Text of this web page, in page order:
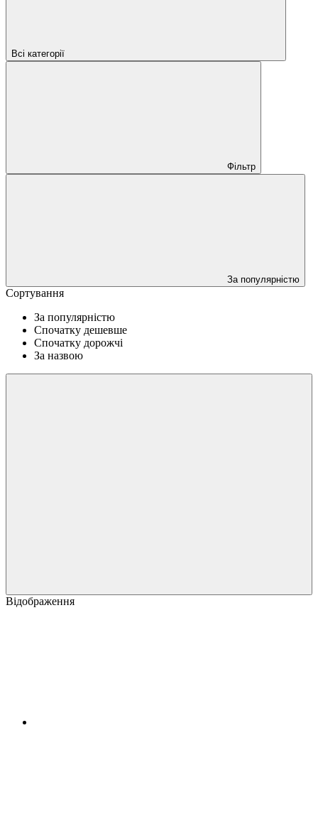
Всі категорії
Фільтр
За популярністю
Сортування
За популярністю
Спочатку дешевше
Спочатку дорожчі
За назвою
Відображення